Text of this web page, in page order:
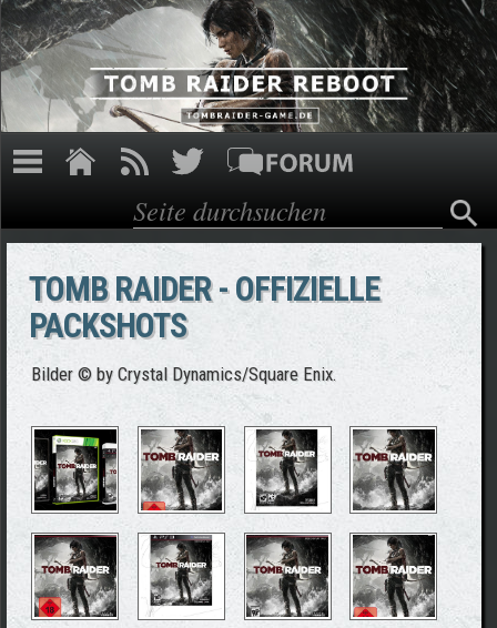
Direkt zum Inhalt
Suchformular
Suche
TOMB RAIDER - OFFIZIELLE
PACKSHOTS
Bilder © by Crystal Dynamics/Square Enix.